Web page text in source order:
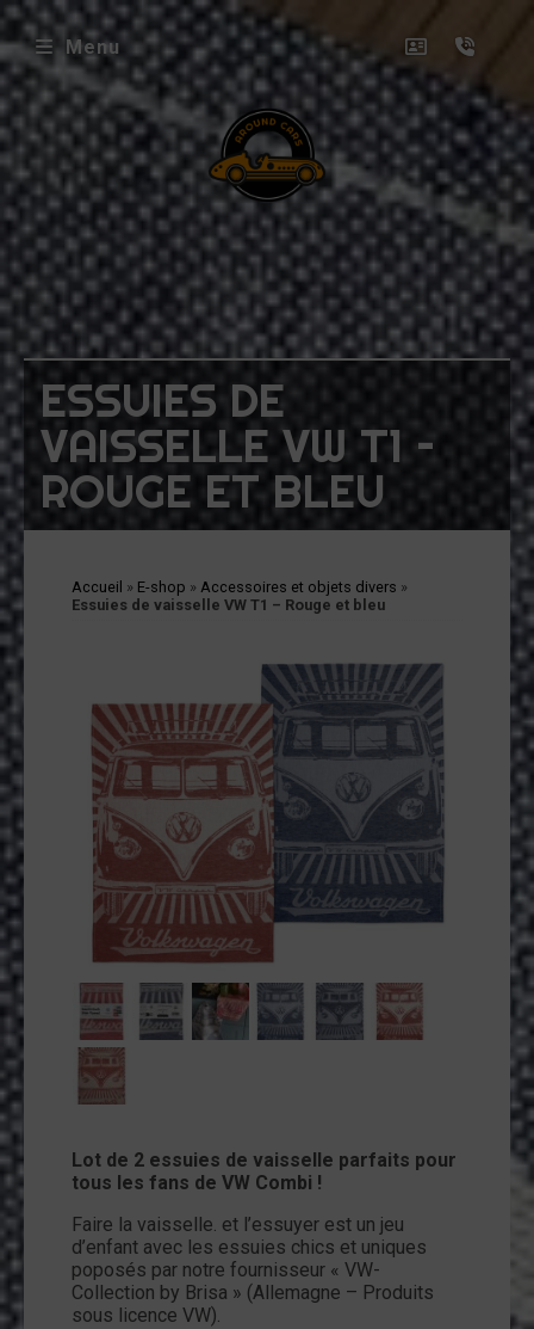
Menu
ESSUIES DE
VAISSELLE VW T1 –
ROUGE ET BLEU
Accueil » E-shop » Accessoires et objets divers »
Essuies de vaisselle VW T1 – Rouge et bleu
Lot de 2 essuies de vaisselle parfaits pour
tous les fans de VW Combi !
Faire la vaisselle. et l’essuyer est un jeu
d’enfant avec les essuies chics et uniques
poposés par notre fournisseur « VW-
Collection by Brisa » (Allemagne – Produits
sous licence VW).